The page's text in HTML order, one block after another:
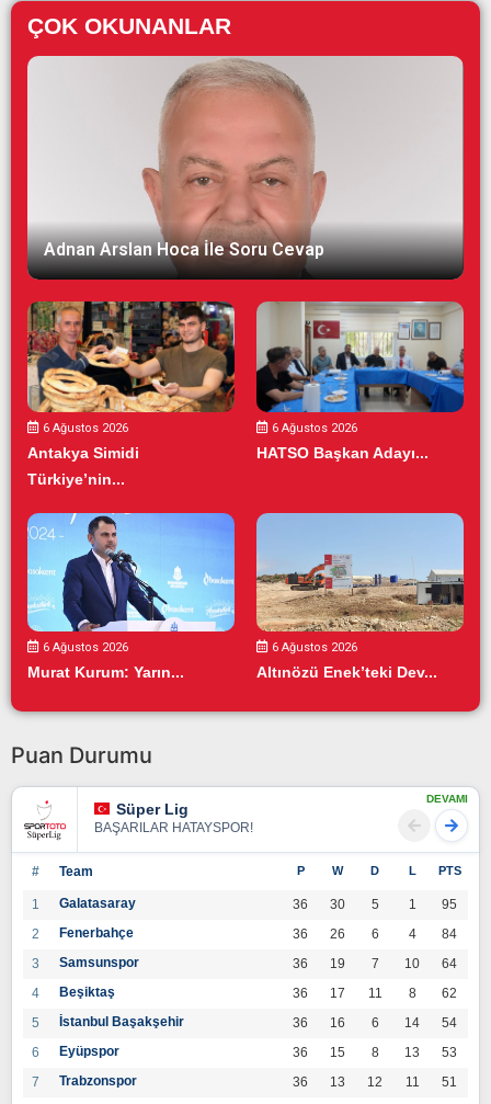
ÇOK OKUNANLAR
Adnan Arslan Hoca İle Soru Cevap
6 Ağustos 2026
Antakya Simidi
Türkiye’nin...
6 Ağustos 2026
HATSO Başkan Adayı...
6 Ağustos 2026
Murat Kurum: Yarın...
6 Ağustos 2026
Altınözü Enek’teki Dev...
Puan Durumu
Süper Lig
BAŞARILAR HATAYSPOR!
DEVAMI
# Team P W D L PTS
1 Galatasaray 36 30 5 1
95
2
Fenerbahçe 36 26 6 4
84
3
Samsunspor 36 19 7 10
64
4
Beşiktaş 36 17 11 8
62
5
İstanbul Başakşehir 36 16 6 14
54
6
Eyüpspor 36 15 8 13
53
7
Trabzonspor 36 13 12 11
51